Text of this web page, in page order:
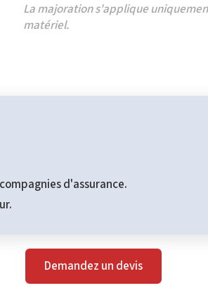
La majoration s'applique
matériel.
d'assurance.
Demandez un devis